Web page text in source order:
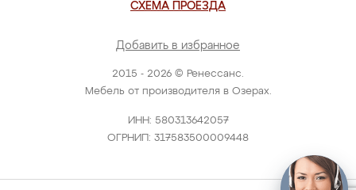
2015 - 2026 © Ренессанс.
Мебель от производителя в Озерах.
ИНН: 580313642057
ОГРНИП: 317583500009448
СХЕМА ПРОЕЗДА
Добавить в избранное